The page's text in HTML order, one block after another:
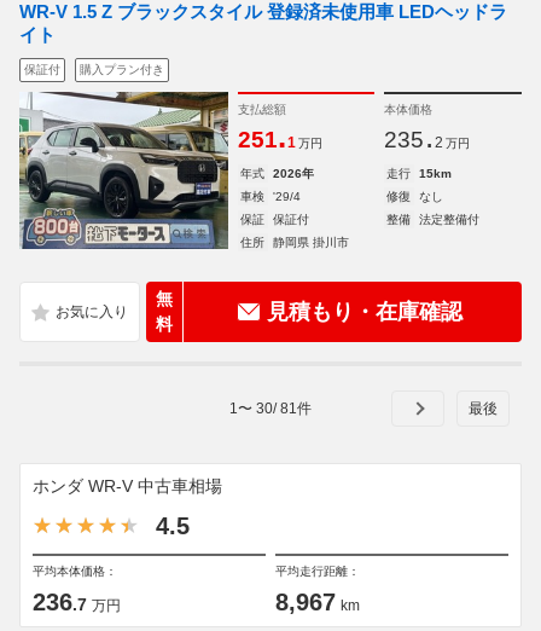
WR-V 1.5 Z ブラックスタイル 登録済未使用車 LEDヘッドラ
イト
保証付 購入プラン付き
支払総額
251.1 万円
本体価格
235. 2 万円
年式 2026年 走行
15km
車検
'29/4 修復
なし
保証
保証付 整備
法定整備付
住所
静岡県 掛川市
無
料
見積もり・在庫確認
1 〜 30/81 件
ホンダ WR-V 中古車相場
4.5
平均本体価格：
236.7 万円
平均走行距離：
8,967 km